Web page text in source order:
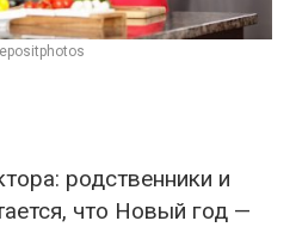
родственники и
что Новый год —